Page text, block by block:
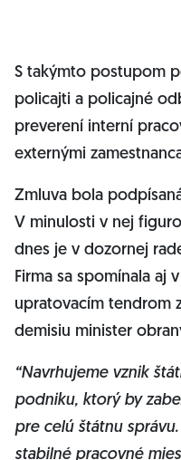
S takýmto postupom
policajti a policajné
preverení interní
externými
Zmluva bola
V minulosti v nej
dnes je v dozornej
Firma sa spomínala aj
upratovacím tendrom
demisiu minister
“Navrhujeme vznik
podniku, ktorý by
pre celú štátnu
stabilné pracovné